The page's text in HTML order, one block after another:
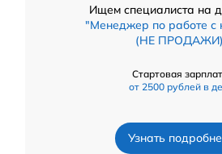
Ищем специалиста на
"Менеджер по работе с
(НЕ
Стартовая
от 2500 рублей в
Узнать